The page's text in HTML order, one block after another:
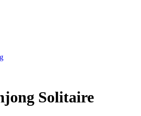
Solitaire